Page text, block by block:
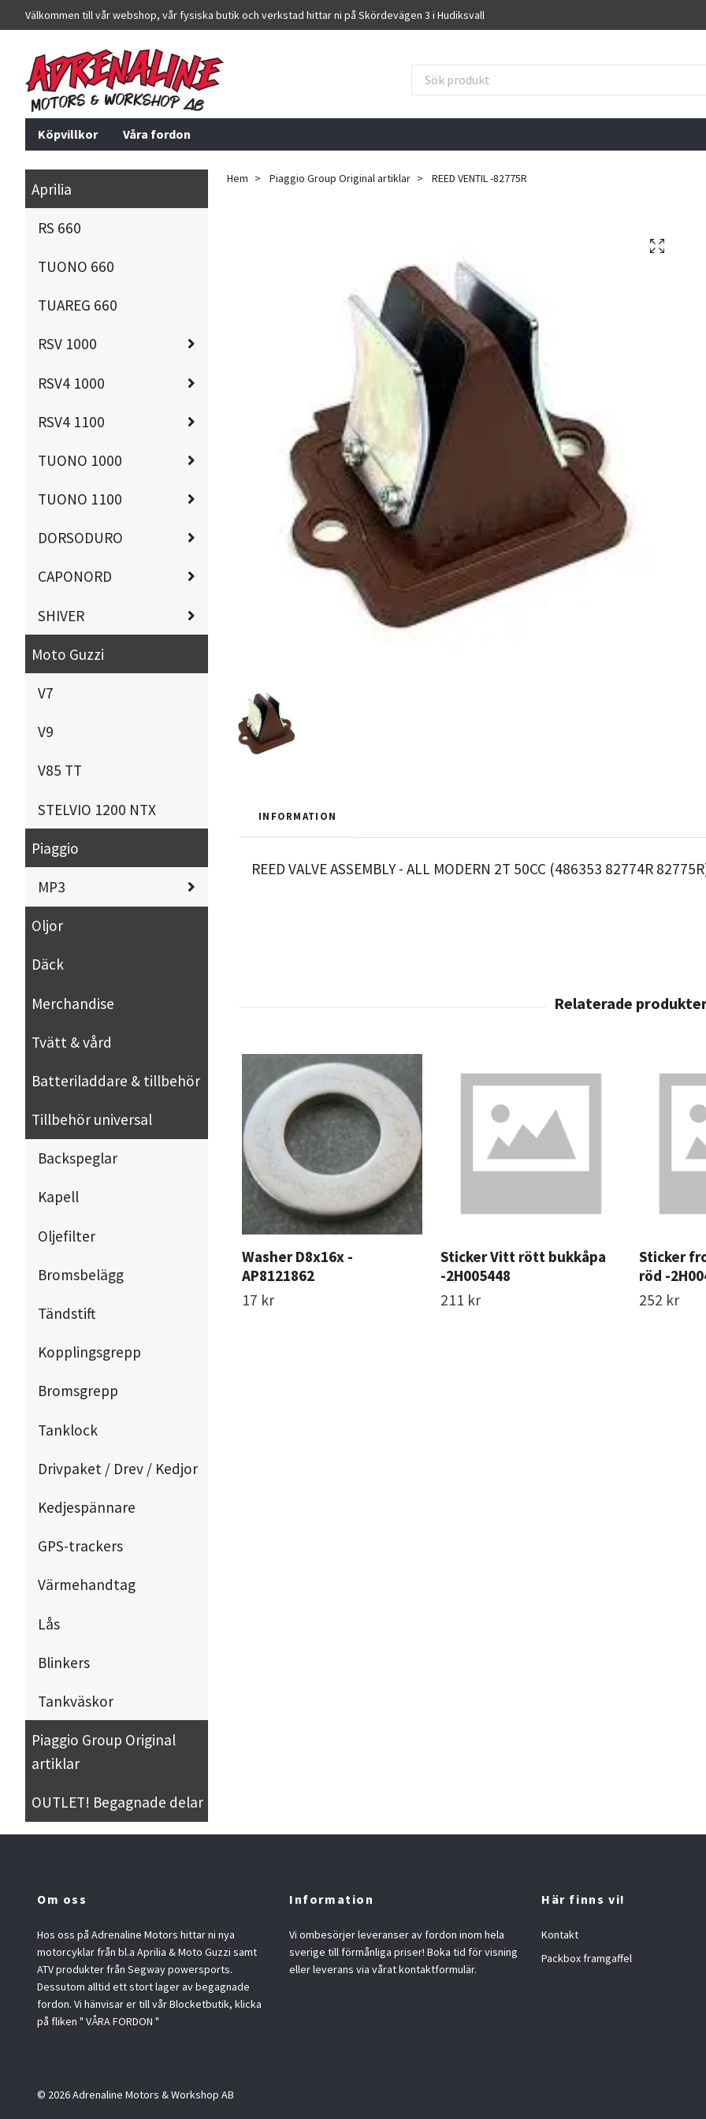
Välkommen till vår webshop, vår fysiska butik och verkstad hittar ni på Skördevägen 3 i Hudiksvall
Köpvillkor Våra fordon
Aprilia
RS 660
TUONO 660
TUAREG 660
RSV 1000
RSV4 1000
RSV4 1100
TUONO 1000
TUONO 1100
DORSODURO
CAPONORD
SHIVER
Moto Guzzi
V7
V9
V85 TT
STELVIO 1200 NTX
Piaggio
MP3
Oljor
Däck
Merchandise
Tvätt & vård
Batteriladdare & tillbehör
Tillbehör universal
Backspeglar
Kapell
Oljefilter
Bromsbelägg
Tändstift
Kopplingsgrepp
Bromsgrepp
Tanklock
Drivpaket / Drev / Kedjor
Kedjespännare
GPS-trackers
Värmehandtag
Lås
Blinkers
Tankväskor
Piaggio Group Original
artiklar
OUTLET! Begagnade delar
Hem Piaggio Group Original artiklar REED VENTIL -82775R
INFORMATION
REED VALVE ASSEMBLY - ALL MODERN 2T 50CC (486353 82774R
Washer D8x16x -
AP8121862
17 kr
Sticker Vitt rött bukkåpa
-2H005448
211 kr
Sticker
röd -
252 kr
Om oss
Hos oss på Adrenaline Motors hittar ni nya
motorcyklar från bl.a Aprilia & Moto Guzzi samt
ATV produkter från Segway powersports.
Dessutom alltid ett stort lager av begagnade
fordon. Vi hänvisar er till vår Blocketbutik, klicka
på fliken " VÅRA FORDON "
Information
Vi ombesörjer leveranser av fordon inom hela
sverige till förmånliga priser! Boka tid för visning
eller leverans via vårat kontaktformulär.
Här finns vi!
Kontakt
Packbox framgaffel
© 2026 Adrenaline Motors & Workshop AB